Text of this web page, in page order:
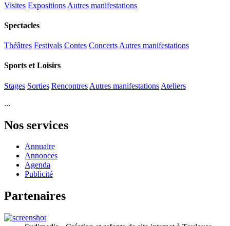
Visites Expositions Autres manifestations
Spectacles
Théâtres Festivals Contes Concerts Autres manifestations
Sports et Loisirs
Stages Sorties Rencontres Autres manifestations Ateliers
...
Nos services
Annuaire
Annonces
Agenda
Publicité
Partenaires